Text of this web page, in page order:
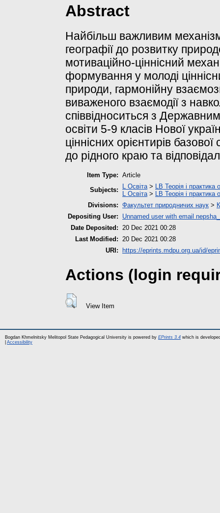
Abstract
Найбільш важливим
географії до розвитку
мотиваційно-ціннісний
формування у молоді
природи, гармонійну
виваженого взаємодії з
співвідноситься з
освіти 5-9 класів Нової
ціннісних орієнтирів
до рідного краю та
Item Type: Article
Subjects:
L Освіта> LB Теорія і практика
L Освіта> LB Теорія і практика
Divisions: Факультет природничих наук >
Depositing User:
Unnamed user with email
Date Deposited: 20 Dec 2021 00:28
Last Modified: 20 Dec 2021 00:28
URI:
https://eprints.mdpu.org.ua/id/
Actions (login
View Item
Bogdan Khmelnitsky Melitopol State Pedagogical University is powered by EPrints 3.4 which is
Accessibility